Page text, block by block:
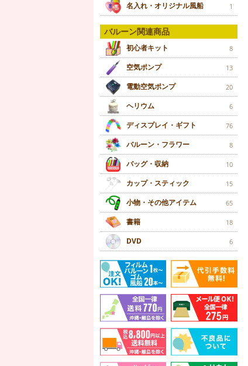
名入れ・オリジナル風船 1
バルーン関連商品
初心者キット 8
空気ポンプ 13
電動空気ポンプ 20
ヘリウム 6
ディスプレイ・ギフト 76
バルーン・フラワー 8
バッグ・収納 10
カップ・スティック 15
小物・その他アイテム 65
書籍 18
DVD 6